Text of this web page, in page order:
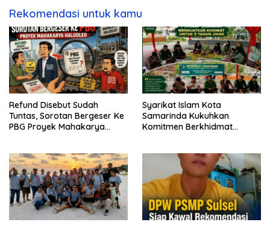
Rekomendasi untuk kamu
Refund Disebut Sudah
Tuntas, Sorotan Bergeser Ke
PBG Proyek Mahakarya
Syarikat Islam Kota
Samarinda Kukuhkan
Komitmen Berkhidmat